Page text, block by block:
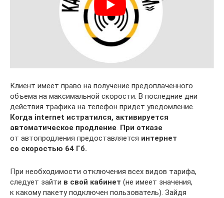
Клиент имеет право на получение предоплаченного
объема на максимальной скорости. В последние дни
действия трафика на телефон придет уведомление.
Когда internet истратился, активируется
автоматическое продление. При отказе
от автопродления предоставляется интернет
со скоростью 64 Гб.
При необходимости отключения всех видов тарифа,
следует зайти в свой кабинет (не имеет значения,
к какому пакету подключен пользователь). Зайдя